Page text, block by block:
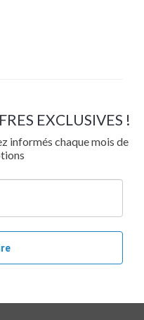
EXCLUSIVES !
informés chaque mois de